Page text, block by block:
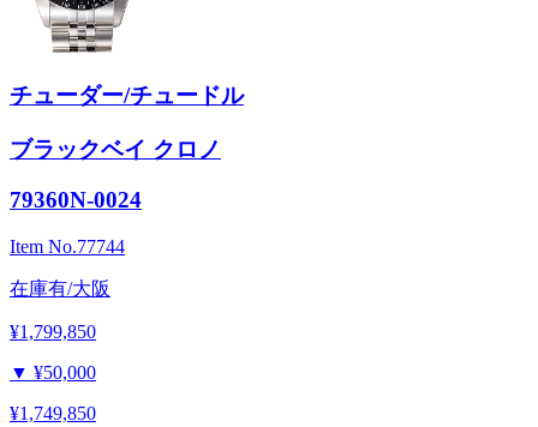
チューダー/チュードル
ブラックベイ クロノ
79360N-0024
Item No.77744
在庫有/大阪
¥1,799,850
▼ ¥50,000
¥1,749,850